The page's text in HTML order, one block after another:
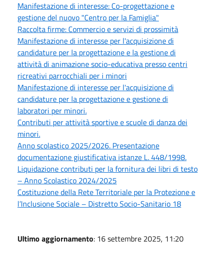
Manifestazione di interesse: Co-progettazione e
gestione del nuovo "Centro per la Famiglia"
Raccolta firme: Commercio e servizi di prossimità
Manifestazione di interesse per l'acquisizione di
candidature per la progettazione e la gestione di
attività di animazione socio-educativa presso centri
ricreativi parrocchiali per i minori
Manifestazione di interesse per l'acquisizione di
candidature per la progettazione e gestione di
laboratori per minori.
Contributi per attività sportive e scuole di danza dei
minori.
Anno scolastico 2025/2026. Presentazione
documentazione giustificativa istanze L. 448/1998.
Liquidazione contributi per la fornitura dei libri di testo
– Anno Scolastico 2024/2025
Costituzione della Rete Territoriale per la Protezione e
l’Inclusione Sociale – Distretto Socio-Sanitario 18
Ultimo aggiornamento: 16 settembre 2025, 11:20